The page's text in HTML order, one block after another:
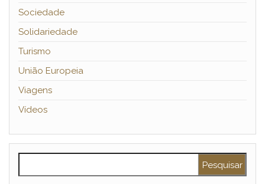
Sociedade
Solidariedade
Turismo
União Europeia
Viagens
Vídeos